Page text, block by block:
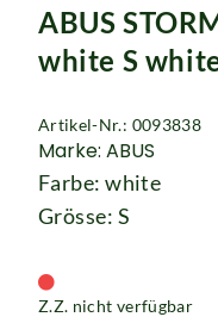
ABUS
white S
Artikel-Nr.: 0093838
Marke: ABUS
Farbe: white
Grösse: S
Z.Z. nicht verfügbar